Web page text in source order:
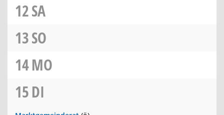
12SA
13SO
14MO
15DI